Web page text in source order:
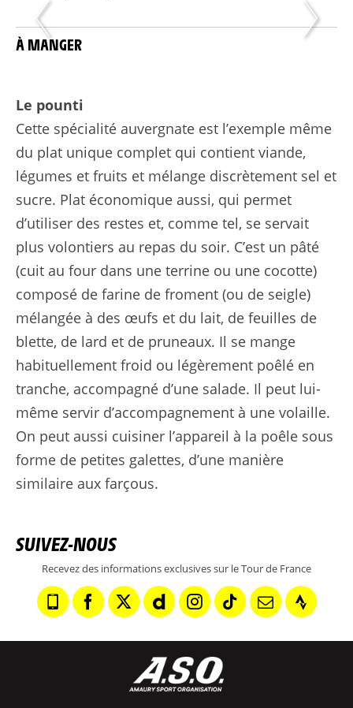
À MANGER
Le pounti
Cette spécialité auvergnate est l’exemple même
du plat unique complet qui contient viande,
légumes et fruits et mélange discrètement sel et
sucre. Plat économique aussi, qui permet
d’utiliser des restes et, comme tel, se servait
plus volontiers au repas du soir. C’est un pâté
(cuit au four dans une terrine ou une cocotte)
composé de farine de froment (ou de seigle)
mélangée à des œufs et du lait, de feuilles de
blette, de lard et de pruneaux. Il se mange
habituellement froid ou légèrement poêlé en
tranche, accompagné d’une salade. Il peut lui-
même servir d’accompagnement à une volaille.
On peut aussi cuisiner l’appareil à la poêle sous
forme de petites galettes, d’une manière
similaire aux farçous.
SUIVEZ-NOUS
Recevez des informations exclusives sur le Tour de France